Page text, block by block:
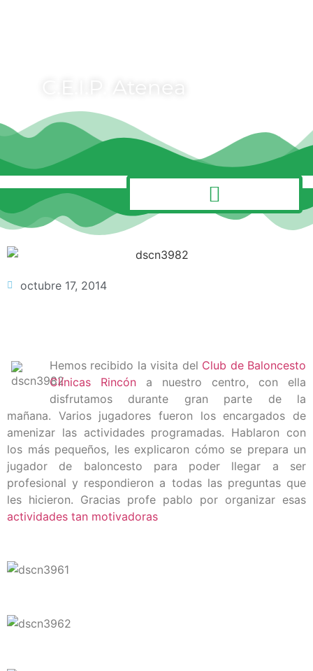
MENÚ
octubre 17, 2014
Hemos recibido la visita del Club de Baloncesto
Clínicas Rincón a nuestro centro, con ella
disfrutamos durante gran parte de la
mañana. Varios jugadores fueron los encargados de
amenizar las actividades programadas. Hablaron con
los más pequeños, les explicaron cómo se prepara un
jugador de baloncesto para poder llegar a ser
profesional y respondieron a todas las preguntas que
les hicieron. Gracias profe pablo por organizar esas
actividades tan motivadoras